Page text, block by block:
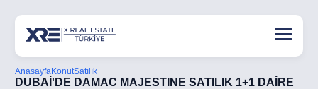
AnasayfaKonutSatılık
DUBAİ'DE DAMAC MAJESTINE SATILIK 1+1 DAİRE